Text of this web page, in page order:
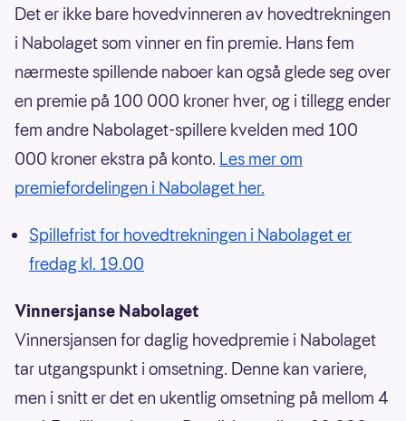
Det er ikke bare hovedvinneren av hovedtrekningen
i Nabolaget som vinner en fin premie. Hans fem
nærmeste spillende naboer kan også glede seg over
en premie på 100 000 kroner hver, og i tillegg ender
fem andre Nabolaget-spillere kvelden med 100
000 kroner ekstra på konto. Les mer om
premiefordelingen i Nabolaget her.
Spillefrist for hovedtrekningen i Nabolaget er
fredag kl. 19.00
Vinnersjanse Nabolaget
Vinnersjansen for daglig hovedpremie i Nabolaget
tar utgangspunkt i omsetning. Denne kan variere,
men i snitt er det en ukentlig omsetning på mellom 4